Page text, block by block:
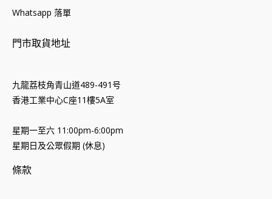
Whatsapp 落單
門市取貨地址
九龍荔枝角青山道489-491号
香港工業中心C座11樓5A室
星期一至六 11:00pm-6:00pm
星期日及公眾假期 (休息)
條款